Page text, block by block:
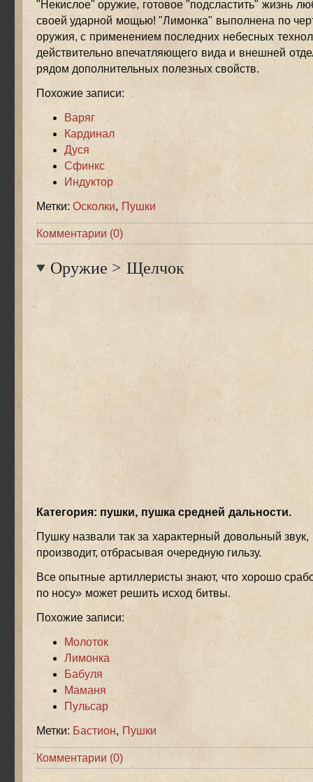
"Некислое" оружие, готовое "подсластить" жизнь
своей ударной мощью! "Лимонка" выполнена по
оружия, с применением последних небесных
действительно впечатляющего вида и внешней
рядом дополнительных полезных свойств.
Похожие записи:
Варяг
Кардинал
Дуся
Сфинкс
Индуктор
Метки:Осколки, Пушки
Комментарии (0)
Оружие > Щелчок
Категория: пушки, пушка средней дальности.
Пушку назвали так за характерный довольный
производит, отбрасывая очередную гильзу.
Все опытные артиллеристы знают, что хорошо
по носу» может решить исход битвы.
Похожие записи:
Молоток
Лимонка
Бабуля
Маманя
Пульсар
Метки: Бастион, Пушки
Комментарии (0)